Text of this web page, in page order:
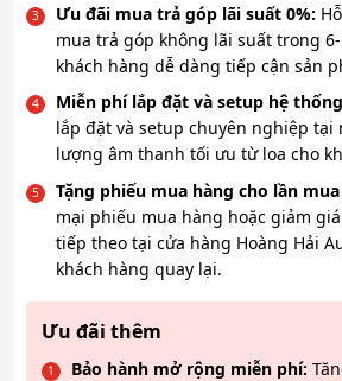
Ưu đãi mua trả góp lãi suất 0%:
mua trả góp không lãi suất trong
khách hàng dễ dàng tiếp cận sản
Miễn phí lắp đặt và setup hệ
lắp đặt và setup chuyên nghiệp tại
lượng âm thanh tối ưu từ loa cho
Tặng phiếu mua hàng cho lần
mại phiếu mua hàng hoặc giảm
tiếp theo tại cửa hàng Hoàng Hải
khách hàng quay lại.
Ưu đãi thêm
Bảo hành mở rộng miễn phí: